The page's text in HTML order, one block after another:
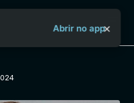
o Aya Bancah
Abrir no app×